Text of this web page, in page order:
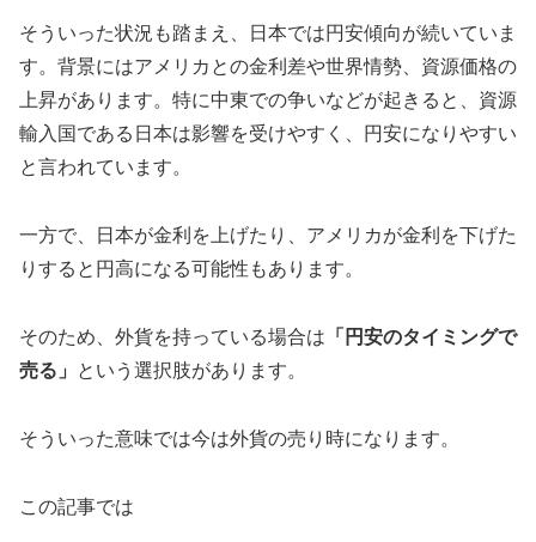
そういった状況も踏まえ、日本では円安傾向が続いていま
す。背景にはアメリカとの金利差や世界情勢、資源価格の
上昇があります。特に中東での争いなどが起きると、資源
輸入国である日本は影響を受けやすく、円安になりやすい
と言われています。
一方で、日本が金利を上げたり、アメリカが金利を下げた
りすると円高になる可能性もあります。
そのため、外貨を持っている場合は 「円安のタイミングで
売る」
という選択肢があります。
そういった意味では今は外貨の売り時になります。
この記事では